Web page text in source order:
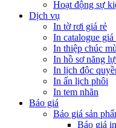
Hoạt động sự
Dịch vụ
In tờ rơi giá rẻ
In catalogue giá
In thiệp chúc
In hồ sơ năng
In lịch độc
In ấn lịch phôi
In tem nhãn
Báo giá
Báo giá sản
Báo giá